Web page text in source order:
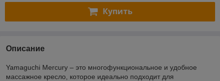
Купить
Описание
Yamaguchi Mercury – это многофункциональное и удобное
массажное кресло, которое идеально подходит для